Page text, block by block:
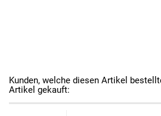
Kunden, welche diesen Artikel
Artikel gekauft: